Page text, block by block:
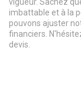
imbattable et à la
pouvons ajuster
financiers.
devis.